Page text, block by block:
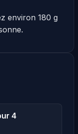
environ 180 g
4